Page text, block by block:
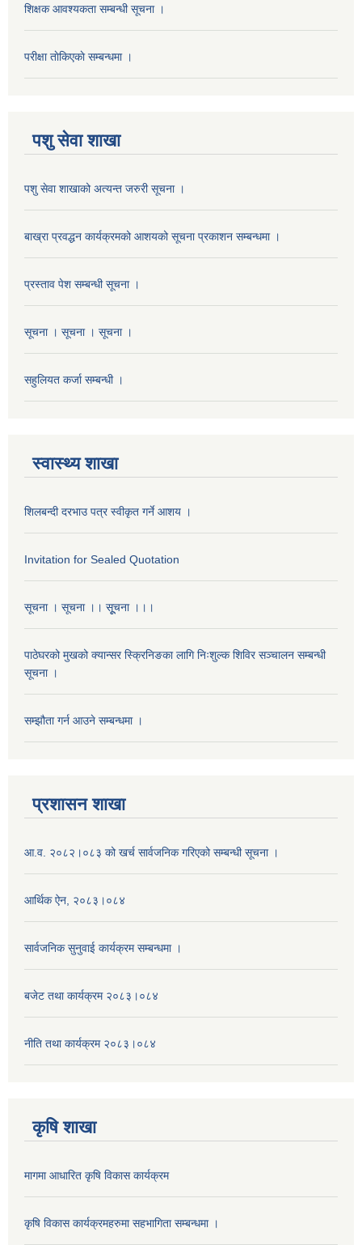
शिक्षक आवश्यकता सम्बन्धी सूचना ।
परीक्षा ताेकिएकाे सम्बन्धमा ।
पशु सेवा शाखा
पशु सेवा शाखाको अत्यन्त जरुरी सूचना ।
बाख्रा प्रवद्धन कार्यक्रमको आशयको सूचना प्रकाशन सम्बन्धमा ।
प्रस्ताव पेश सम्बन्धी सूचना ।
सूचना । सूचना । सूचना ।
सहुलियत कर्जा सम्बन्धी ।
स्वास्थ्य शाखा
शिलबन्दी दरभाउ पत्र स्वीकृत गर्ने आशय ।
Invitation for Sealed Quotation
सूचना । सूचना ।। सूूचना ।।।
पाठेघरको मुखको क्यान्सर स्क्रिनिङका लागि निःशुल्क शिविर सञ्चालन सम्बन्धी
सूचना ।
सम्झौता गर्न आउने सम्बन्धमा ।
प्रशासन शाखा
आ.व. २०८२।०८३ को खर्च सार्वजनिक गरिएको सम्बन्धी सूचना ।
आर्थिक ऐन, २०८३।०८४
सार्वजनिक सुनुवाई कार्यक्रम सम्बन्धमा ।
बजेट तथा कार्यक्रम २०८३।०८४
नीति तथा कार्यक्रम २०८३।०८४
कृषि शाखा
मागमा आधारित कृषि विकास कार्यक्रम
कृषि विकास कार्यक्रमहरुमा सहभागिता सम्बन्धमा ।